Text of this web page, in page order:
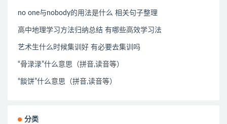
no one与nobody的用法是什么 相关句子整理
高中地理学习方法归纳总结 有哪些高效学习法
艺术生什么时候集训好 有必要去集训吗
“骨渌渌”什么意思（拼音,读音等）
“餤饼”什么意思（拼音,读音等）
分类